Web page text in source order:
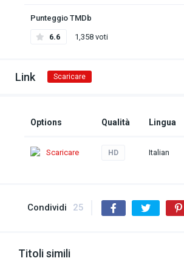
Punteggio TMDb
6.6 1,358 voti
Link Scaricare
Options Qualità Lingua
Scaricare HD Italian
Condividi 25
Titoli simili